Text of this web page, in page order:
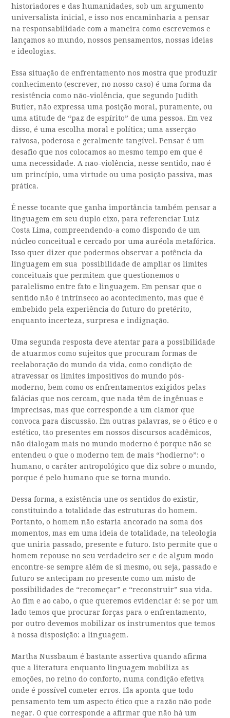
historiadores e das humanidades, sob um argumento
universalista inicial, e isso nos encaminharia a pensar
na responsabilidade com a maneira como escrevemos e
lançamos ao mundo, nossos pensamentos, nossas ideias
e ideologias.
Essa situação de enfrentamento nos mostra que produzir
conhecimento (escrever, no nosso caso) é uma forma da
resistência como não-violência, que segundo Judith
Butler, não expressa uma posição moral, puramente, ou
uma atitude de “paz de espírito” de uma pessoa. Em vez
disso, é uma escolha moral e política; uma asserção
raivosa, poderosa e geralmente tangível. Pensar é um
desafio que nos colocamos ao mesmo tempo em que é
uma necessidade. A não-violência, nesse sentido, não é
um princípio, uma virtude ou uma posição passiva, mas
prática.
É nesse tocante que ganha importância também pensar a
linguagem em seu duplo eixo, para referenciar Luiz
Costa Lima, compreendendo-a como dispondo de um
núcleo conceitual e cercado por uma auréola metafórica.
Isso quer dizer que podermos observar a potência da
linguagem em sua possibilidade de ampliar os limites
conceituais que permitem que questionemos o
paralelismo entre fato e linguagem. Em pensar que o
sentido não é intrínseco ao acontecimento, mas que é
embebido pela experiência do futuro do pretérito,
enquanto incerteza, surpresa e indignação.
Uma segunda resposta deve atentar para a possibilidade
de atuarmos como sujeitos que procuram formas de
reelaboração do mundo da vida, como condição de
atravessar os limites impositivos do mundo pós-
moderno, bem como os enfrentamentos exigidos pelas
falácias que nos cercam, que nada têm de ingênuas e
imprecisas, mas que corresponde a um clamor que
convoca para discussão. Em outras palavras, se o ético e o
estético, tão presentes em nossos discursos acadêmicos,
não dialogam mais no mundo moderno é porque não se
entendeu o que o moderno tem de mais “hodierno”: o
humano, o caráter antropológico que diz sobre o mundo,
porque é pelo humano que se torna mundo.
Dessa forma, a existência une os sentidos do existir,
constituindo a totalidade das estruturas do homem.
Portanto, o homem não estaria ancorado na soma dos
momentos, mas em uma ideia de totalidade, na teleologia
que uniria passado, presente e futuro. Isto permite que o
homem repouse no seu verdadeiro ser e de algum modo
encontre-se sempre além de si mesmo, ou seja, passado e
futuro se antecipam no presente como um misto de
possibilidades de “recomeçar” e “reconstruir” sua vida.
Ao fim e ao cabo, o que queremos evidenciar é: se por um
lado temos que procurar forças para o enfrentamento,
por outro devemos mobilizar os instrumentos que temos
à nossa disposição: a linguagem.
Martha Nussbaum é bastante assertiva quando afirma
que a literatura enquanto linguagem mobiliza as
emoções, no reino do conforto, numa condição efetiva
onde é possível cometer erros. Ela aponta que todo
pensamento tem um aspecto ético que a razão não pode
negar. O que corresponde a afirmar que não há um